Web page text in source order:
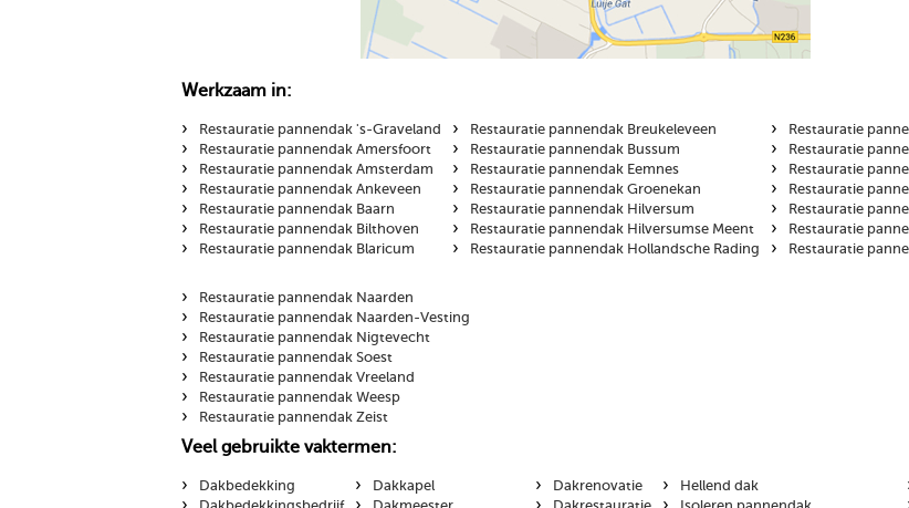
Werkzaam in:
›
Restauratie pannendak 's-Graveland
› Restauratie pannendak Amersfoort
› Restauratie pannendak Amsterdam
› Restauratie pannendak Ankeveen
› Restauratie pannendak Baarn
› Restauratie pannendak Bilthoven
› Restauratie pannendak Blaricum
› Restauratie pannendak Breukeleveen
› Restauratie pannendak Bussum
› Restauratie pannendak Eemnes
› Restauratie pannendak Groenekan
› Restauratie pannendak Hilversum
› Restauratie pannendak Hilversumse Meent
› Restauratie pannendak Hollandsche Rading
› Restauratie
› Restauratie
› Restauratie
› Restauratie
› Restauratie
› Restauratie
› Restauratie
› Restauratie pannendak Naarden
› Restauratie pannendak Naarden-Vesting
› Restauratie pannendak Nigtevecht
› Restauratie pannendak Soest
› Restauratie pannendak Vreeland
› Restauratie pannendak Weesp
› Restauratie pannendak Zeist
Veel gebruikte vaktermen:
›
Dakbedekking › Dakkapel › Dakrenovatie › Hellend dak